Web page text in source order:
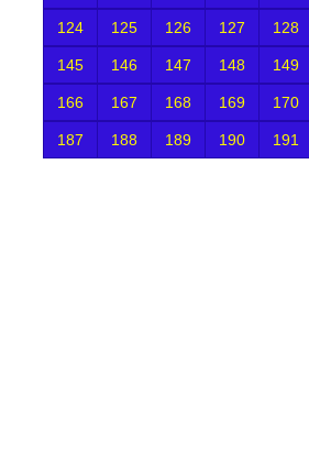
124 125 126 127 128
145 146 147 148 149
166 167 168 169 170
187 188 189 190 191